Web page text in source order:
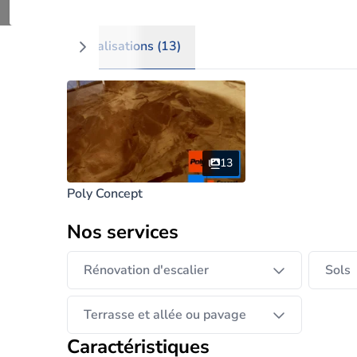
chez le particulier, comme pour l'industrie.
pièce de la maison, Salle à manger,
Réalisations (13)
13
Poly Concept
Nos services
Rénovation d'escalier Sols
Terrasse et allée ou pavage
Caractéristiques